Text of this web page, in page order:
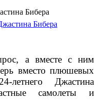
Бибера
а вместе с ним
вместо плюшевых
Джастина
самолеты и